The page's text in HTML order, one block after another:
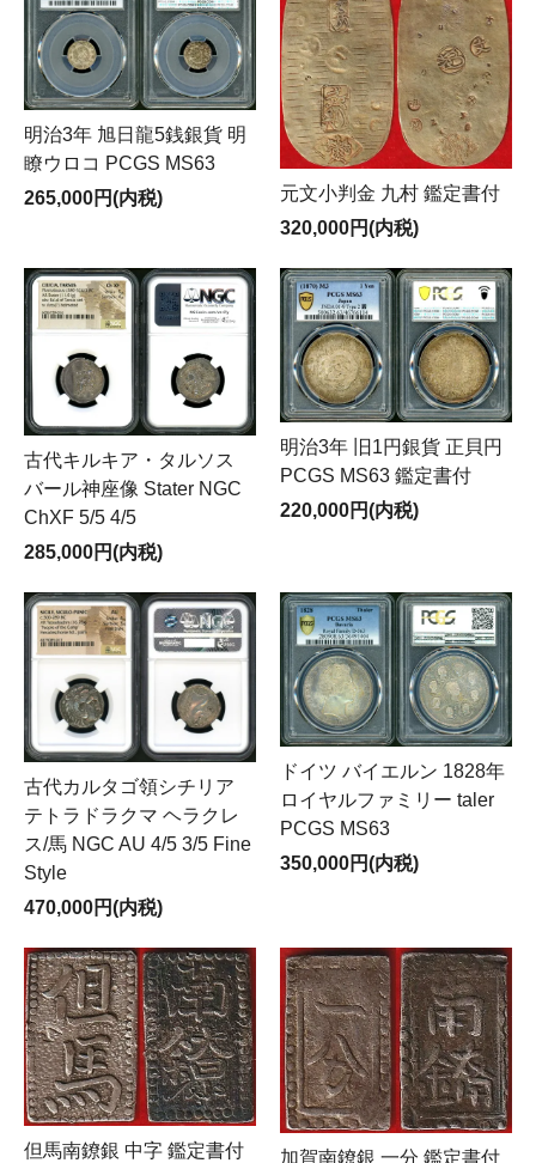
明治3年 旭日龍5銭銀貨 明
瞭ウロコ PCGS MS63
265,000円(内税)
元文小判金 九村 鑑定書付
320,000円(内税)
古代キルキア・タルソス
バール神座像 Stater NGC
ChXF 5/5 4/5
285,000円(内税)
明治3年 旧1円銀貨 正貝円
PCGS MS63 鑑定書付
220,000円(内税)
古代カルタゴ領シチリア
テトラドラクマ ヘラクレ
ス/馬 NGC AU 4/5 3/5 Fine
Style
470,000円(内税)
ドイツ バイエルン 1828年
ロイヤルファミリー taler
PCGS MS63
350,000円(内税)
但馬南鐐銀 中字 鑑定書付 加賀南鐐銀 一分 鑑定書付